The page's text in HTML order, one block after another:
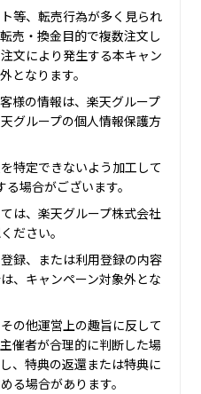
等、転売行為が多く見られ
売・換金目的で複数注文し
文により発生する本キャン
となります。
様の情報は、楽天グループ
グループの個人情報保護方
特定できないよう加工して
場合がございます。
は、楽天グループ株式会社
ださい。
録、または利用登録の内容
、キャンペーン対象外とな
の他運営上の趣旨に反して
催者が合理的に判断した場
、特典の返還または特典に
る場合があります。